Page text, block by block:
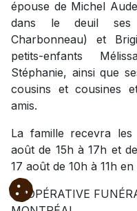
épouse de Michel
dans le deuil ses
Charbonneau) et
petits-enfants
Stéphanie, ainsi que
cousins et cousines
amis.
La famille recevra les
août de 15h à 17h et
17 août de 10h à 11h en
COOPÉRATIVE